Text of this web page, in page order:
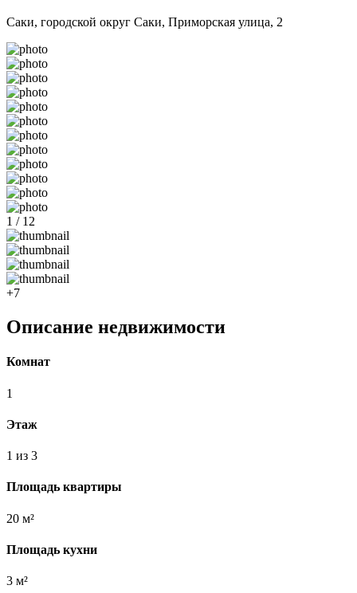
Саки, городской округ Саки, Приморская улица, 2
1 / 12
+7
Описание недвижимости
Комнат
1
Этаж
1 из 3
Площадь квартиры
20 м²
Площадь кухни
3 м²